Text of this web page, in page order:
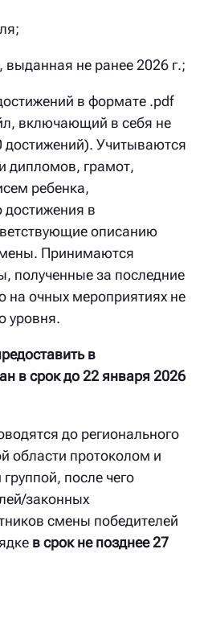
не ранее 2026 г.;
в формате .pdf
включающий в себя не
достижений). Учитываются
дипломов, грамот,
ребенка,
в
описанию
Принимаются
полученные за последние
на очных мероприятиях не
уровня.
в
в срок до 22 января 2026
до регионального
области протоколом и
после чего
законных
смены победителей
в срок не позднее 27